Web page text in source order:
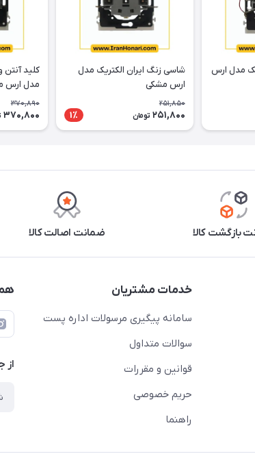
مدل ارس
شاسی زنگ ایران الکتریک مدل
ارس مشکی
251,850
251,800 تومان 1٪
کلید آنتن
مدل ارس
370,890
370,800
بازگشت کالا ضمانت اصالت کالا
خدمات مشتریان
سامانه پیگیری مرسولات اداره پست
سوالات متداول
قوانین و مقررات
حریم خصوصی
راهنما
از